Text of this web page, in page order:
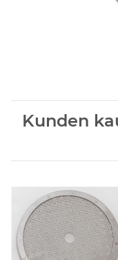
Kunden